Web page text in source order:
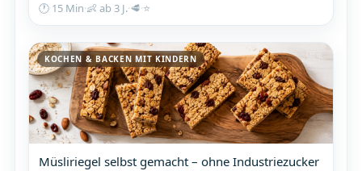
🕐 15 Min·👶 ab 3 J.·🥩·⭐
KOCHEN & BACKEN MIT KINDERN
Müsliriegel selbst gemacht – ohne Industriezucker